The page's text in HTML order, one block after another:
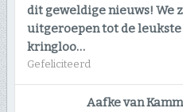
dit geweldige nieuws! We
uitgeroepen tot de leukste
kringloo…
Gefeliciteerd
Aafke van